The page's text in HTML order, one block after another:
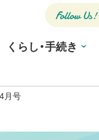
公式SNS
Follow
Us!
くらし・手続き
月号